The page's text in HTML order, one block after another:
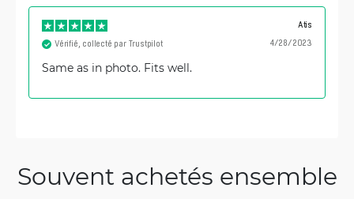
Atis
4/28/2023
Vérifié, collecté par Trustpilot
Same as in photo. Fits well.
Souvent achetés ensemble